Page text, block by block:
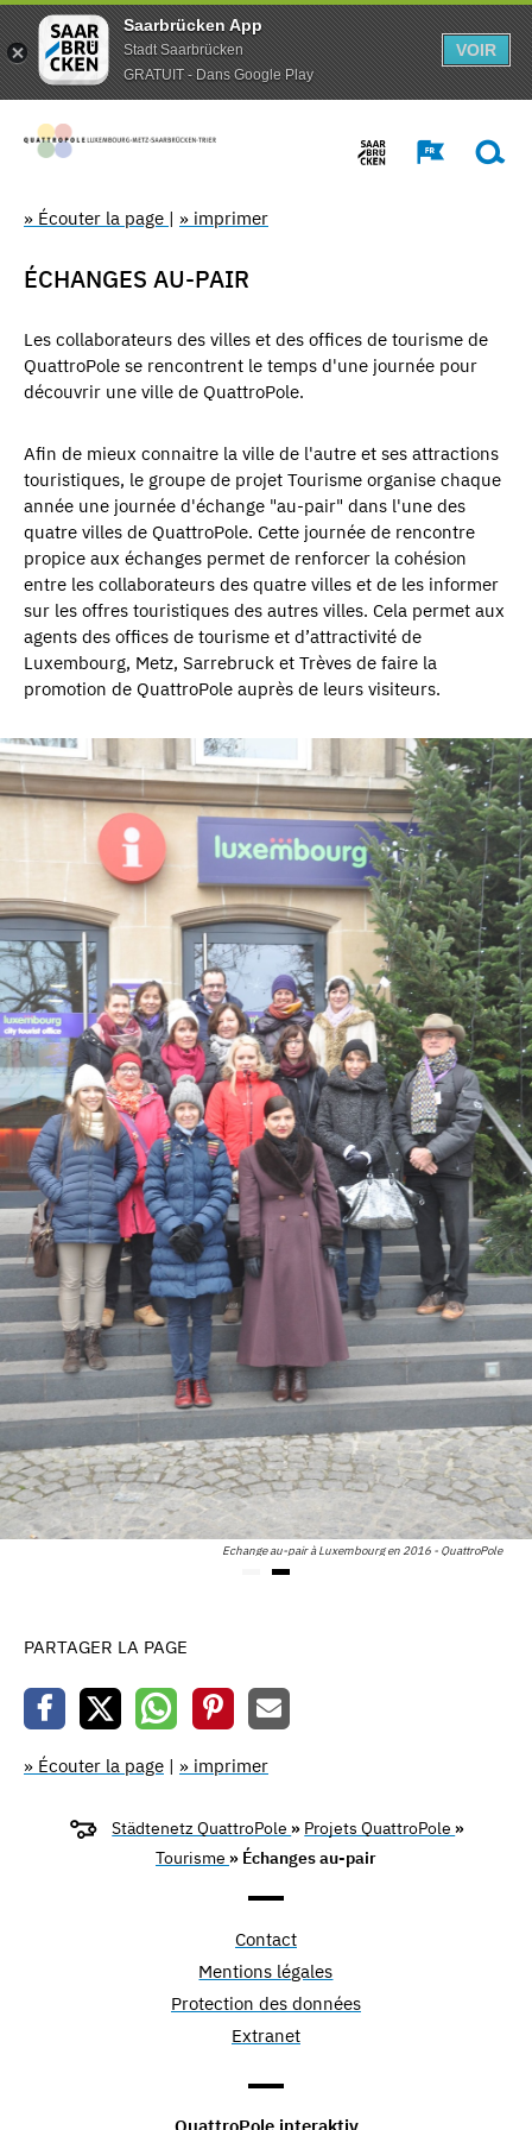
Saarbrücken App
Stadt Saarbrücken
GRATUIT - Dans Google Play
VOIR
» Écouter la page | » imprimer
ÉCHANGES AU-PAIR
Les collaborateurs des villes et des offices de tourisme de
QuattroPole se rencontrent le temps d'une journée pour
découvrir une ville de QuattroPole.
Afin de mieux connaitre la ville de l'autre et ses attractions
touristiques, le groupe de projet Tourisme organise chaque
année une journée d'échange "au-pair" dans l'une des
quatre villes de QuattroPole. Cette journée de rencontre
propice aux échanges permet de renforcer la cohésion
entre les collaborateurs des quatre villes et de les informer
sur les offres touristiques des autres villes. Cela permet aux
agents des offices de tourisme et d’attractivité de
Luxembourg, Metz, Sarrebruck et Trèves de faire la
promotion de QuattroPole auprès de leurs visiteurs.
Echange au-pair à Luxembourg en 2016 - QuattroPole
PARTAGER LA PAGE
» Écouter la page | » imprimer
Städtenetz QuattroPole » Projets QuattroPole »
Tourisme » Échanges au-pair
Contact
Mentions légales
Protection des données
Extranet